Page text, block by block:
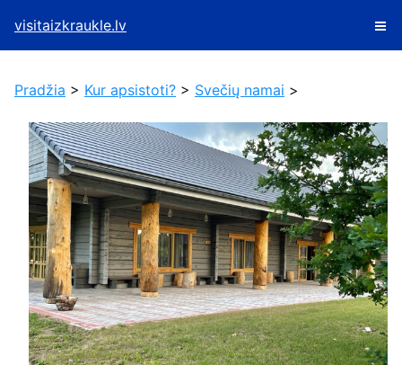
visitaizkraukle.lv
Pradžia > Kur apsistoti? > Svečių namai >